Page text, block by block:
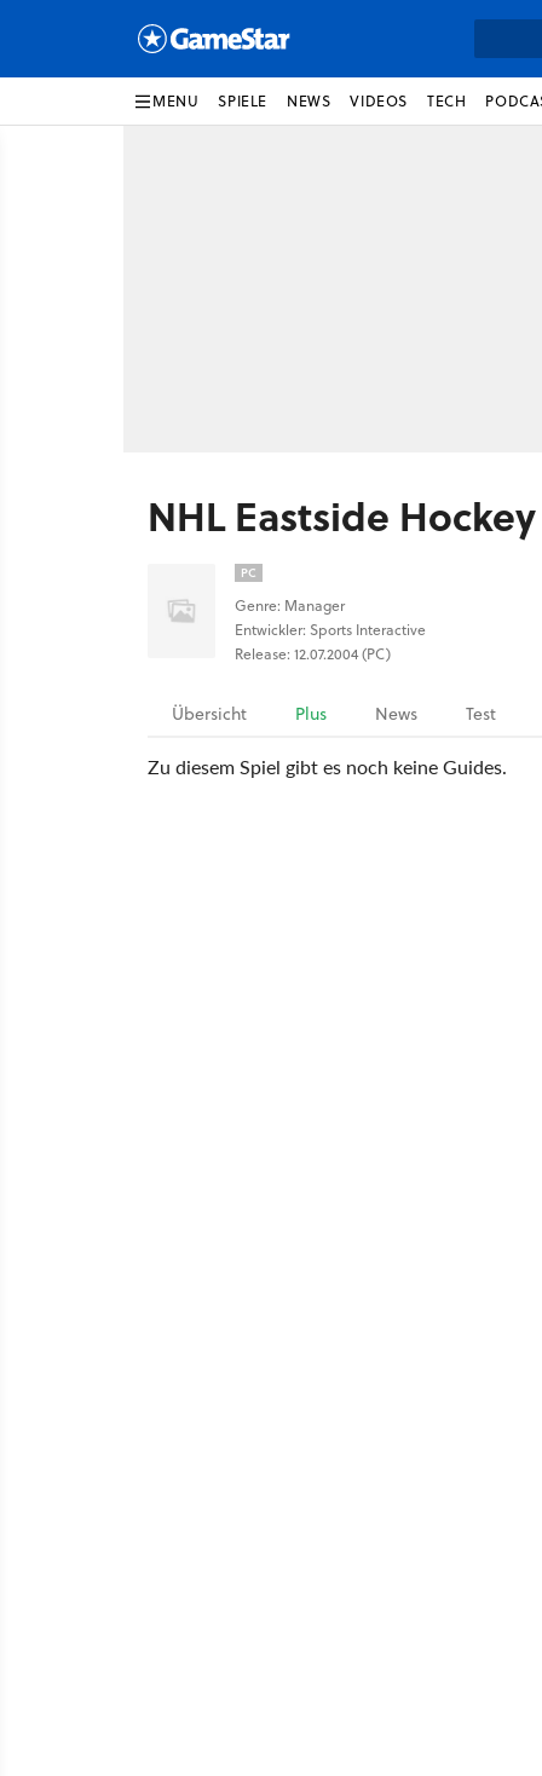
MENU SPIELE NEWS VIDEOS TECH
NHL Eastside
PC
Genre: Manager
Entwickler: Sports Interactive
Release: 12.07.2004 (PC)
Übersicht Plus News Test
Zu diesem Spiel gibt es noch keine Guides.